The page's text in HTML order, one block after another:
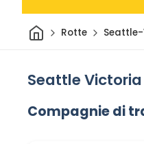
CasaRotte
Seattle
Compagnie di